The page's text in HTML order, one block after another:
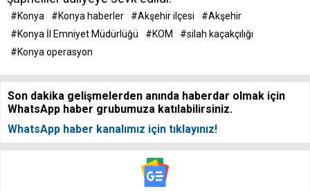
#Konya #Konya haberler #Akşehir ilçesi
#Akşehir
#Konya İl Emniyet Müdürlüğü
#KOM
#silah kaçakçılığı
#Konya operasyon
Son dakika gelişmelerden anında haberdar olmak için
WhatsApp haber grubumuza katılabilirsiniz.
WhatsApp haber kanalımız için tıklayınız!